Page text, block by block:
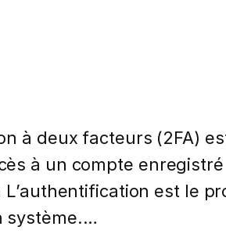
à deux facteurs (2FA)
à un compte
est le
système.…